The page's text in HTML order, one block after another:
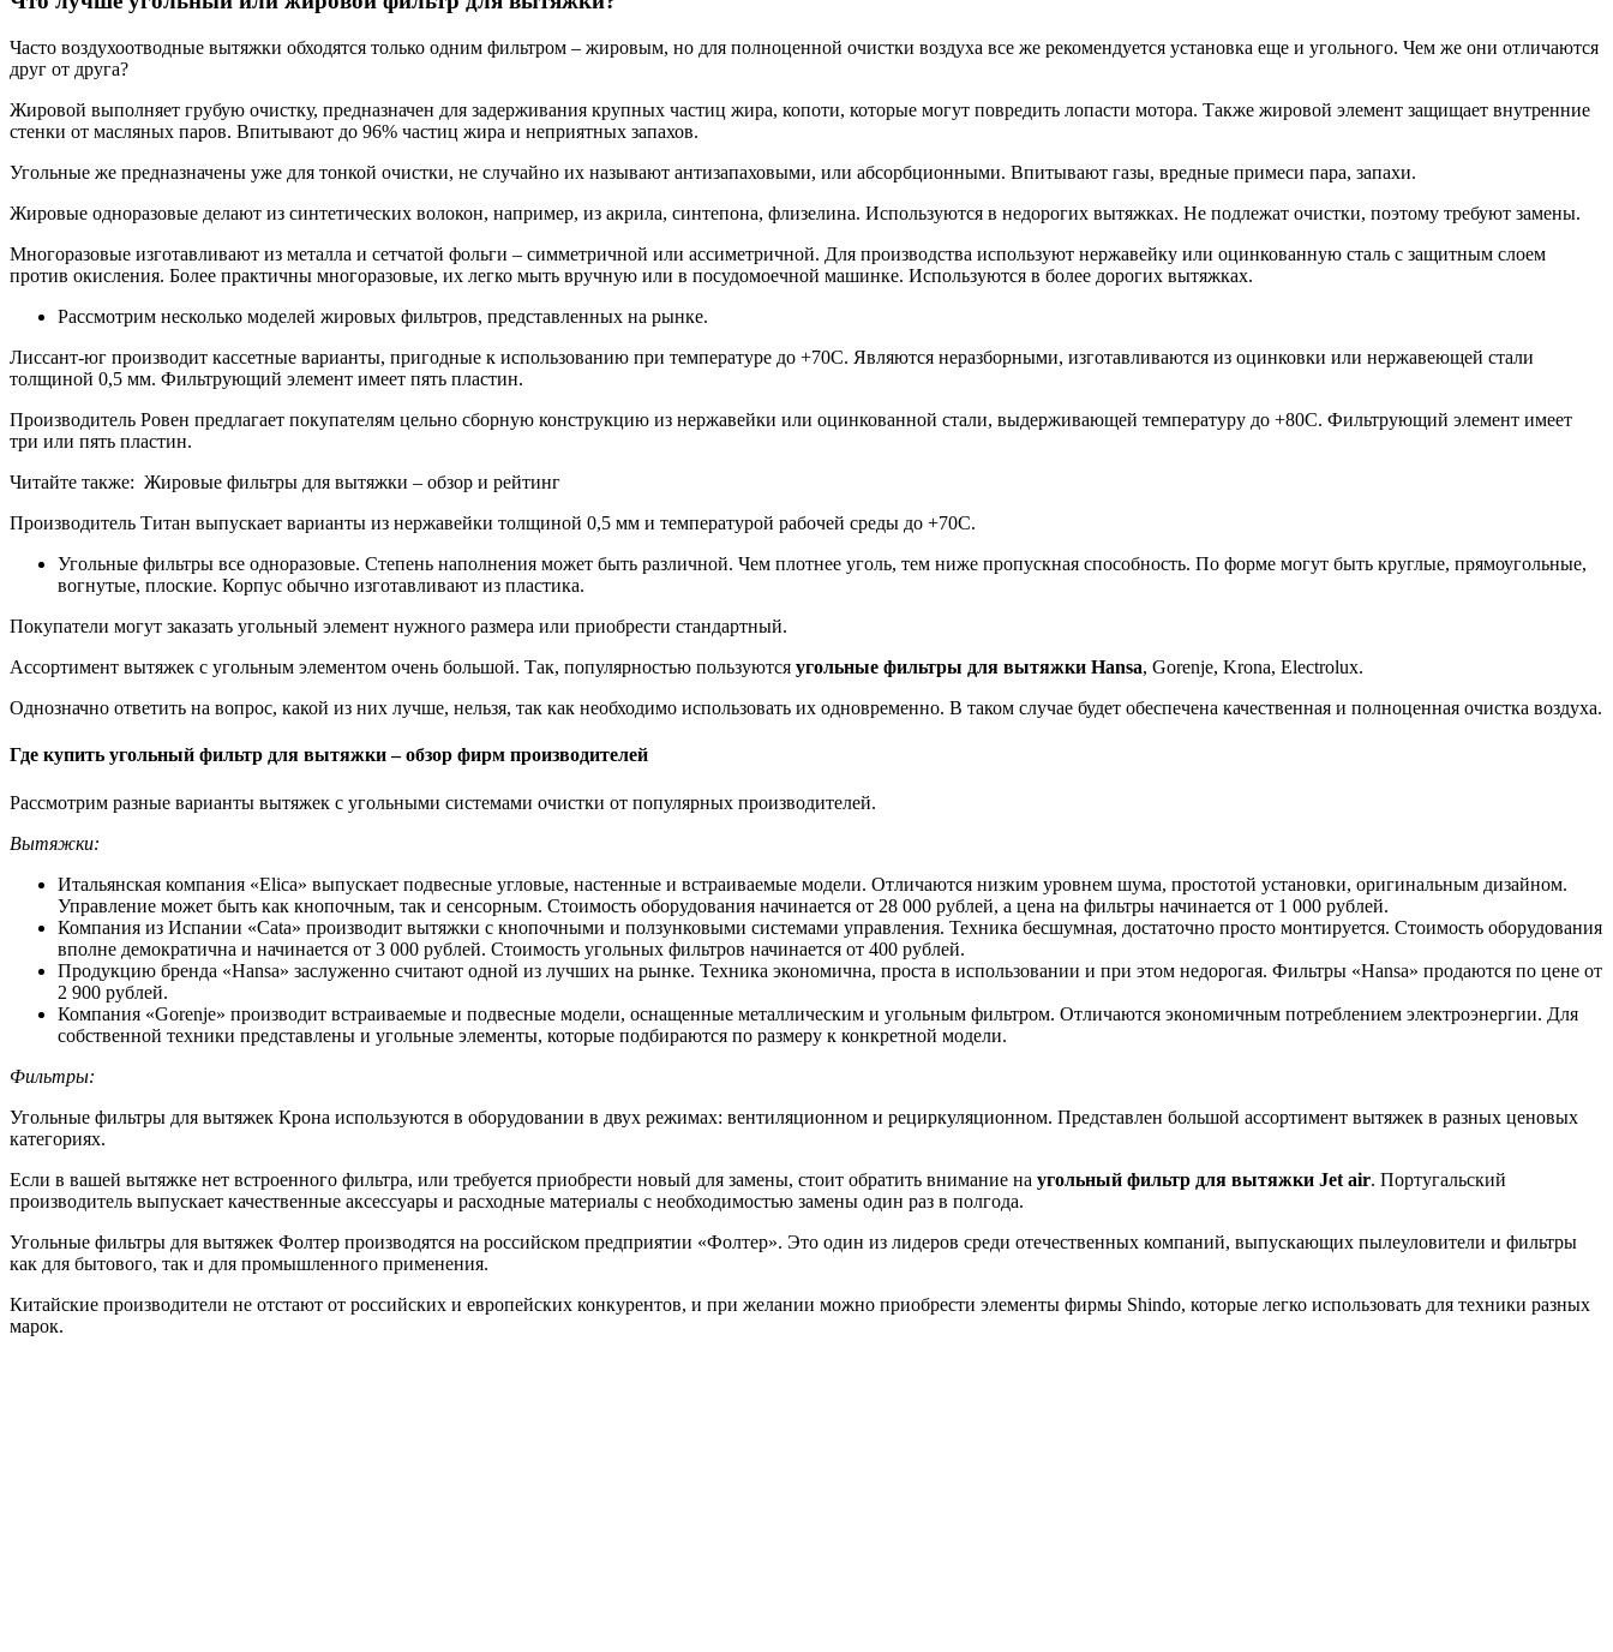
Часто воздухоотводные вытяжки обходятся только одним фильтром – жировым, но для полноценной очистки воздуха все же рекомендуется установка еще и угольного. Чем же они отличаются
друг от друга?
Жировой выполняет грубую очистку, предназначен для задерживания крупных частиц жира, копоти, которые могут повредить лопасти мотора. Также жировой элемент защищает внутренние
стенки от масляных паров. Впитывают до 96% частиц жира и неприятных запахов.
Угольные же предназначены уже для тонкой очистки, не случайно их называют антизапаховыми, или абсорбционными. Впитывают газы, вредные примеси пара, запахи.
Жировые одноразовые делают из синтетических волокон, например, из акрила, синтепона, флизелина. Используются в недорогих вытяжках. Не подлежат очистки, поэтому требуют замены.
Многоразовые изготавливают из металла и сетчатой фольги – симметричной или ассиметричной. Для производства используют нержавейку или оцинкованную сталь с защитным слоем
против окисления. Более практичны многоразовые, их легко мыть вручную или в посудомоечной машинке. Используются в более дорогих вытяжках.
Рассмотрим несколько моделей жировых фильтров, представленных на рынке.
Лиссант-юг производит кассетные варианты, пригодные к использованию при температуре до +70С. Являются неразборными, изготавливаются из оцинковки или нержавеющей стали
толщиной 0,5 мм. Фильтрующий элемент имеет пять пластин.
Производитель Ровен предлагает покупателям цельно сборную конструкцию из нержавейки или оцинкованной стали, выдерживающей температуру до +80С. Фильтрующий элемент имеет
три или пять пластин.
Читайте также: Жировые фильтры для вытяжки – обзор и рейтинг
Производитель Титан выпускает варианты из нержавейки толщиной 0,5 мм и температурой рабочей среды до +70С.
Угольные фильтры все одноразовые. Степень наполнения может быть различной. Чем плотнее уголь, тем ниже пропускная способность. По форме могут быть круглые, прямоугольные,
вогнутые, плоские. Корпус обычно изготавливают из пластика.
Покупатели могут заказать угольный элемент нужного размера или приобрести стандартный.
Ассортимент вытяжек с угольным элементом очень большой. Так, популярностью пользуются угольные фильтры для вытяжки Hansa, Gorenje, Krona, Electrolux.
Однозначно ответить на вопрос, какой из них лучше, нельзя, так как необходимо использовать их одновременно. В таком случае будет обеспечена качественная и полноценная очистка воздуха.
Где купить угольный фильтр для вытяжки – обзор фирм производителей
Рассмотрим разные варианты вытяжек с угольными системами очистки от популярных производителей.
Вытяжки:
Итальянская компания «Elica» выпускает подвесные угловые, настенные и встраиваемые модели. Отличаются низким уровнем шума, простотой установки, оригинальным дизайном.
Управление может быть как кнопочным, так и сенсорным. Стоимость оборудования начинается от 28 000 рублей, а цена на фильтры начинается от 1 000 рублей.
Компания из Испании «Cata» производит вытяжки с кнопочными и ползунковыми системами управления. Техника бесшумная, достаточно просто монтируется. Стоимость оборудования
вполне демократична и начинается от 3 000 рублей. Стоимость угольных фильтров начинается от 400 рублей.
Продукцию бренда «Hansa» заслуженно считают одной из лучших на рынке. Техника экономична, проста в использовании и при этом недорогая. Фильтры «Hansa» продаются по цене от
2 900 рублей.
Компания «Gorenje» производит встраиваемые и подвесные модели, оснащенные металлическим и угольным фильтром. Отличаются экономичным потреблением электроэнергии. Для
собственной техники представлены и угольные элементы, которые подбираются по размеру к конкретной модели.
Фильтры:
Угольные фильтры для вытяжек Крона используются в оборудовании в двух режимах: вентиляционном и рециркуляционном. Представлен большой ассортимент вытяжек в разных ценовых
категориях.
Если в вашей вытяжке нет встроенного фильтра, или требуется приобрести новый для замены, стоит обратить внимание на угольный фильтр для вытяжки Jet air. Португальский
производитель выпускает качественные аксессуары и расходные материалы с необходимостью замены один раз в полгода.
Угольные фильтры для вытяжек Фолтер производятся на российском предприятии «Фолтер». Это один из лидеров среди отечественных компаний, выпускающих пылеуловители и фильтры
как для бытового, так и для промышленного применения.
Китайские производители не отстают от российских и европейских конкурентов, и при желании можно приобрести элементы фирмы Shindo, которые легко использовать для техники разных
марок.